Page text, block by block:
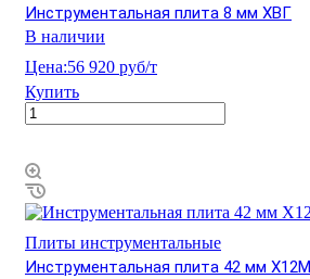
Инструментальная плита 8 мм ХВГ
В наличии
Цена:56 920 руб/т
Купить
Плиты инструментальные
Инструментальная плита 42 мм Х12М